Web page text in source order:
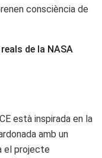
consciència de
de la NASA
està inspirada en la
amb un
el projecte